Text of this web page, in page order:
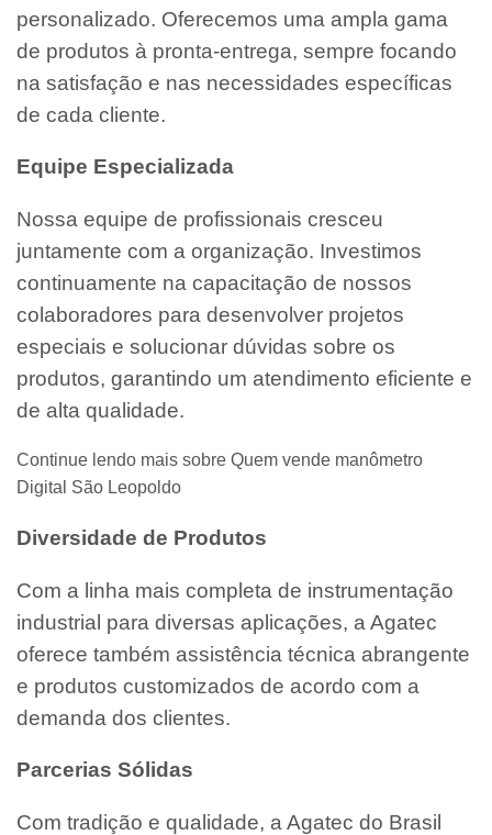
personalizado. Oferecemos uma ampla gama
de produtos à pronta-entrega, sempre focando
na satisfação e nas necessidades específicas
de cada cliente.
Equipe Especializada
Nossa equipe de profissionais cresceu
juntamente com a organização. Investimos
continuamente na capacitação de nossos
colaboradores para desenvolver projetos
especiais e solucionar dúvidas sobre os
produtos, garantindo um atendimento eficiente e
de alta qualidade.
Continue lendo mais sobre Quem vende manômetro
Digital São Leopoldo
Diversidade de Produtos
Com a linha mais completa de instrumentação
industrial para diversas aplicações, a Agatec
oferece também assistência técnica abrangente
e produtos customizados de acordo com a
demanda dos clientes.
Parcerias Sólidas
Com tradição e qualidade, a Agatec do Brasil